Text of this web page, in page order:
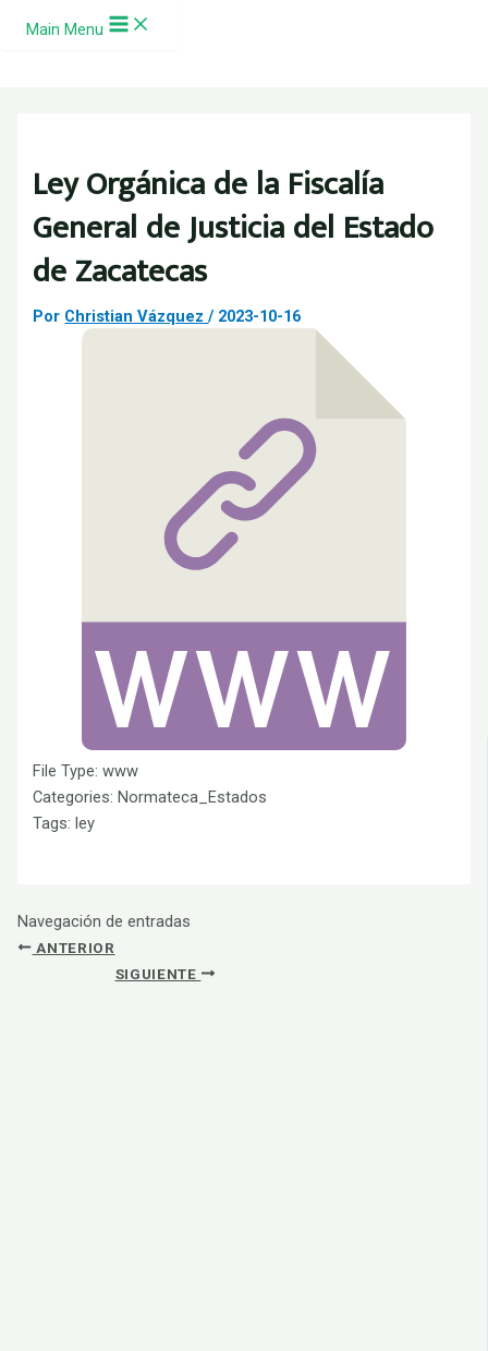
Ir al contenido
Main Menu
Ley Orgánica de la Fiscalía
General de Justicia del Estado
de Zacatecas
Por Christian Vázquez/ 2023-10-16
File Type:www
Categories:Normateca_Estados
Tags:ley
Navegación de entradas
ANTERIOR
SIGUIENTE